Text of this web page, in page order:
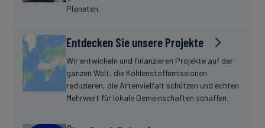
Planeten.
Entdecken Sie unsere Projekte
Wir entwickeln und finanzieren Projekte auf der
ganzen Welt, die Kohlenstoffemissionen
reduzieren, die Artenvielfalt schützen und echten
Mehrwert für lokale Gemeinschaften schaffen.